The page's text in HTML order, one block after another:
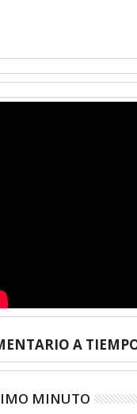
A
MINUTO